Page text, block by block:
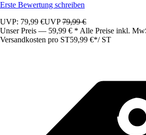
Erste Bewertung schreiben
UVP: 79,99 €UVP79,99 €
Unser Preis — 59,99 € * Alle Preise inkl.
Versandkosten pro ST59,99 €*/ ST